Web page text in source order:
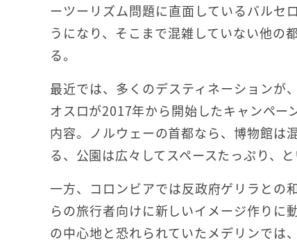
ーツーリズム問題に直面しているバルセ
うになり、そこまで混雑していない他の
る。
最近では、多くのデスティネーションが
オスロが2017年から開始したキャンペー
内容。ノルウェーの首都なら、博物館は
る、公園は広々してスペースたっぷり、と
一方、コロンビアでは反政府ゲリラとの
らの旅行者向けに新しいイメージ作りに
の中心地と恐れられていたメデリンでは